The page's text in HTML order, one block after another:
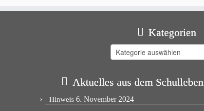
Kategorien
Kategorien
Aktuelles aus dem Schulleben
Hinweis 6. November 2024